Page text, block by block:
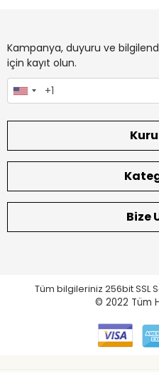
Kampanya, duyuru ve
için kayıt olun.
Bize
Tüm bilgileriniz 256bit SSL
© 2022 Tüm